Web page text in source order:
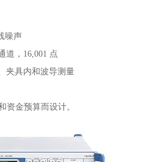
噪声
道，16,001 点
夹具内和波导测量
资金预算而设计。